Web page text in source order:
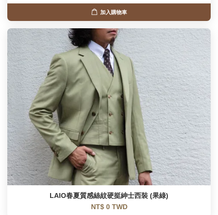
加入購物車
LAIO春夏質感絲紋硬挺紳士西裝 (果綠)
NT$ 0 TWD